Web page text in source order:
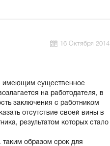
16 Октября 2014
имеющим существенное
на работодателя, в
заключения с работником
отсутствие своей вины в
результатом которых стало
таким образом срок для